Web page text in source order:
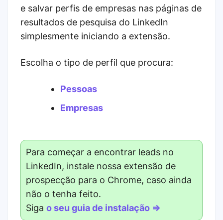
e salvar perfis de empresas nas páginas de
resultados de pesquisa do LinkedIn
simplesmente iniciando a extensão.
Escolha o tipo de perfil que procura:
Pessoas
Empresas
Para começar a encontrar leads no
LinkedIn, instale nossa extensão de
prospecção para o Chrome, caso ainda
não o tenha feito.
Siga o seu guia de instalação ⇒